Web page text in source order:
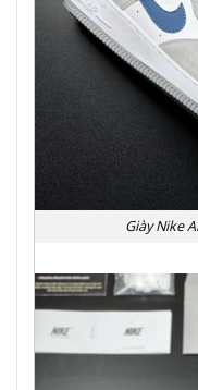
Giày Nike